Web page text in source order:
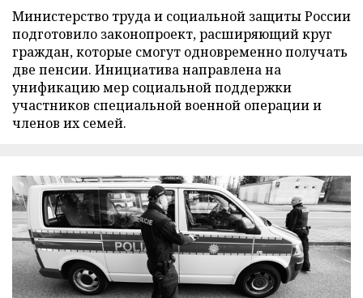
Министерство труда и социальной защиты России
подготовило законопроект, расширяющий круг
граждан, которые смогут одновременно получать
две пенсии. Инициатива направлена на
унификацию мер социальной поддержки
участников специальной военной операции и
членов их семей.